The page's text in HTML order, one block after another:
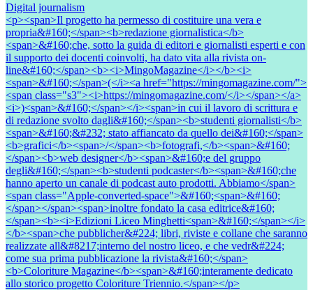
Digital journalism
<p><span>Il progetto ha permesso di costituire una vera e
propria&#160;</span><b>redazione giornalistica</b>
<span>&#160;che, sotto la guida di editori e giornalisti esperti e con
il supporto dei docenti coinvolti, ha dato vita alla rivista on-
line&#160;</span><b><i>MingoMagazine</i></b><i>
<span>&#160;</span>(</i><a href="https://mingomagazine.com/">
<span class="s3"><i>https://mingomagazine.com/</i></span></a>
<i>)<span>&#160;</span></i><span>in cui il lavoro di scrittura e
di redazione svolto dagli&#160;</span><b>studenti giornalisti</b>
<span>&#160;&#232; stato affiancato da quello dei&#160;</span>
<b>grafici</b><span>/</span><b>fotografi,</b><span>&#160;
</span><b>web designer</b><span>&#160;e del gruppo
degli&#160;</span><b>studenti podcaster</b><span>&#160;che
hanno aperto un canale di podcast auto prodotti. Abbiamo</span>
<span class="Apple-converted-space">&#160;<span>&#160;
</span></span><span>inoltre fondato la casa editrice&#160;
</span><b><i>Edizioni Liceo Minghetti<span>&#160;</span></i>
</b><span>che pubblicher&#224; libri, riviste e collane che saranno
realizzate all&#8217;interno del nostro liceo, e che vedr&#224;
come sua prima pubblicazione la rivista&#160;</span>
<b>Coloriture Magazine</b><span>&#160;interamente dedicato
allo storico progetto Coloriture Triennio.</span></p>